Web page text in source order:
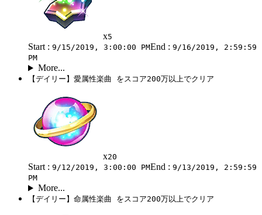
x5
Start : 9/15/2019, 3:00:00 PMEnd : 9/16/2019, 2:59:59
PM
More...
【デイリー】愛属性楽曲 をスコア200万以上でクリア
x20
Start : 9/12/2019, 3:00:00 PMEnd : 9/13/2019, 2:59:59
PM
More...
【デイリー】命属性楽曲 をスコア200万以上でクリア